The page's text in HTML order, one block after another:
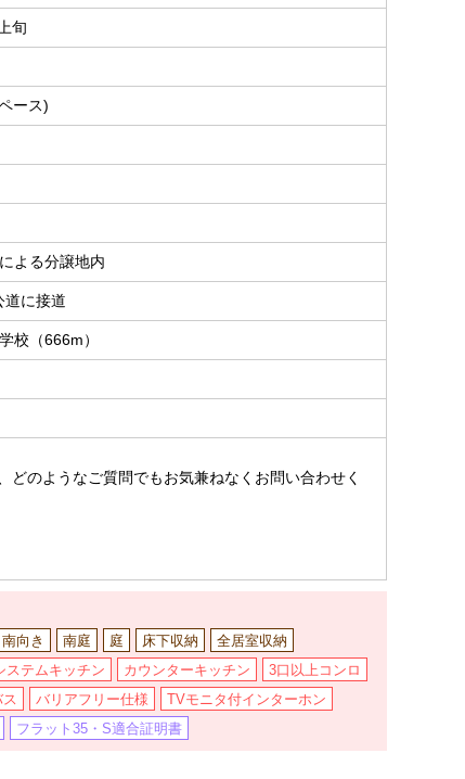
旬
ース)
よる分譲地内
道に接道
校（666m）
のようなご質問でもお気兼ねなくお問い合わせく
南向き 南庭 庭 床下収納
全居室収納
ステムキッチン カウンターキッチン
3口以上コンロ
ス バリアフリー仕様
TVモニタ付インターホン
フラット35・S適合証明書